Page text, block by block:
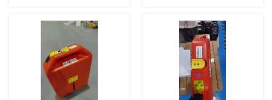
Contrôle de qualité
Demandez une citation